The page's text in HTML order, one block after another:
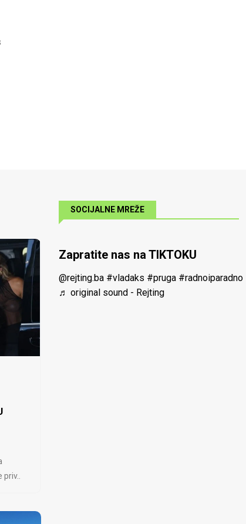
SOCIJALNE MREŽE
Zapratite nas na TIKTOKU
@rejting.ba #vladaks #pruga #radnoiparadno
♬ original sound - Rejting